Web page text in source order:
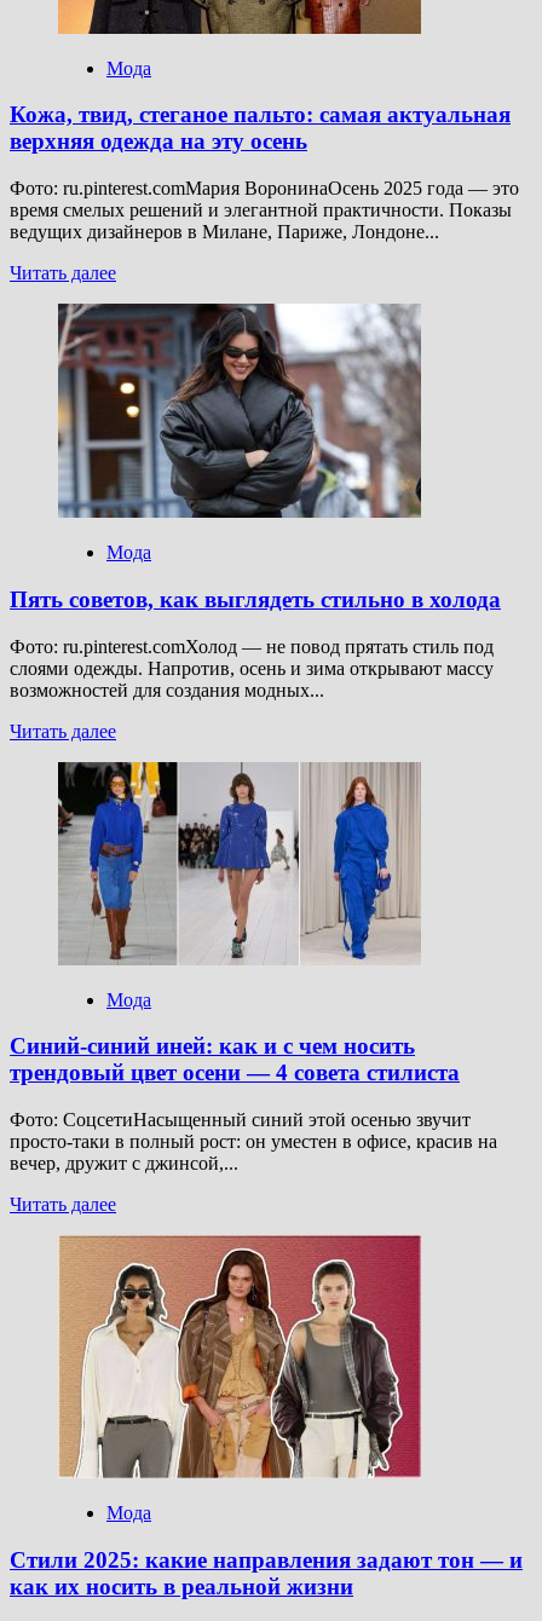
2025
Мода
Кожа, твид, стеганое пальто: самая актуальная
верхняя одежда на эту осень
Фото: ru.pinterest.comМария ВоронинаОсень 2025 года — это
время смелых решений и элегантной практичности. Показы
ведущих дизайнеров в Милане, Париже, Лондоне...
Читать далееПрочитать
о
Кожа,
твид,
стеганое
пальто:
самая
актуальная
верхняя
одежда
на
осень
Мода
Пять советов, как выглядеть стильно в холода
Фото: ru.pinterest.comХолод — не повод прятать стиль под
слоями одежды. Напротив, осень и зима открывают массу
возможностей для создания модных...
Читать далееПрочитать
о
Пять
советов,
как
выглядеть
стильно
в
холода
Мода
Синий-синий иней: как и с чем носить
трендовый цвет осени — 4 совета стилиста
Фото: СоцсетиНасыщенный синий этой осенью звучит
просто-таки в полный рост: он уместен в офисе, красив на
вечер, дружит с джинсой,...
Читать далееПрочитать
Синий-
синий
иней:
как
носить
трендовый
цвет
—
совета
стилиста
Мода
Cтили 2025: какие направления задают тон — и
как их носить в реальной жизни